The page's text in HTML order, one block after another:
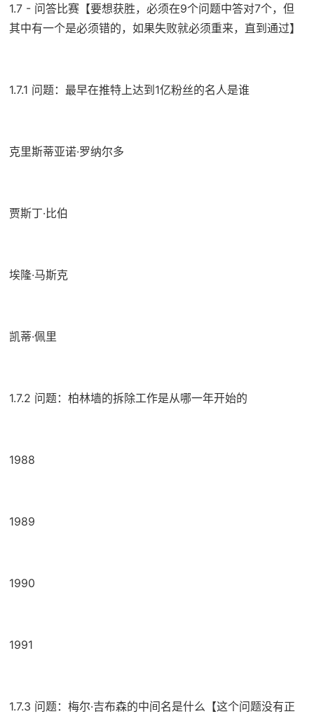
1.7 - 问答比赛【要想获胜，必须在9个问题中答对7个，但
其中有一个是必须错的，如果失败就必须重来，直到通过】
1.7.1 问题：最早在推特上达到1亿粉丝的名人是谁
克里斯蒂亚诺·罗纳尔多
贾斯丁·比伯
埃隆·马斯克
凯蒂·佩里
1.7.2 问题：柏林墙的拆除工作是从哪一年开始的
1988
1989
1990
1991
1.7.3 问题：梅尔·吉布森的中间名是什么【这个问题没有正